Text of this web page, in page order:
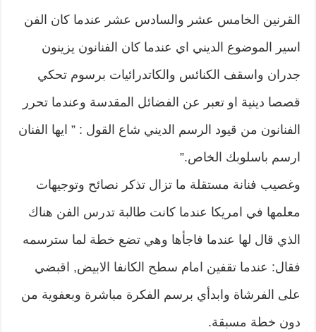
القرنين الخامس عشر والسادس عشر عندما كان الفن
اسير الموضوع الديني اي عندما كان الفنانون يزينون
جدران واسقف الكنائس والكاتدرائيات برسوم تحكي
قصصا دينية او تعبر عن الفضائل المقدسة وعندما تحرر
الفنانون من قيود الرسم الديني شاع القول : ” ايها الفنان
ارسم باسلوبك الخاص.”
وغصيب فنانة مستقلة ما تزال تذكر نصائح وتوجيهات
معلمها في امريكا عندما كانت طالبة تدرس الفن هناك
الذي قال لها عندما فاجأها وهي تضع خطة لما سترسمه
فقال: عندما تقفين امام سطح الكانفا الابيض, اقبضي
على الفرشاة وابدأي برسم الفكرة مباشرة وبعفوية من
دون خطة مسبقة.